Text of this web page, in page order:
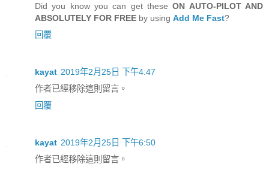
Did you know you can get theseON AUTO-PILOT AND
ABSOLUTELY FOR FREE by using Add Me Fast?
回覆
kayat 2019年2月25日 下午4:47
作者已經移除這則留言。
回覆
kayat 2019年2月25日 下午6:50
作者已經移除這則留言。